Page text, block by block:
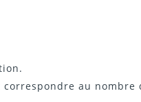
au nombre